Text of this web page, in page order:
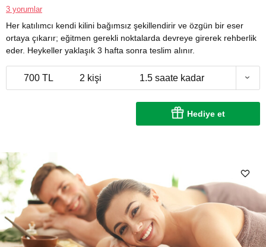
3 yorumlar
Her katılımcı kendi kilini bağımsız şekillendirir ve özgün bir eser
ortaya çıkarır; eğitmen gerekli noktalarda devreye girerek rehberlik
eder. Heykeller yaklaşık 3 hafta sonra teslim alınır.
700 TL 2 kişi 1.5 saate kadar
Hediye et